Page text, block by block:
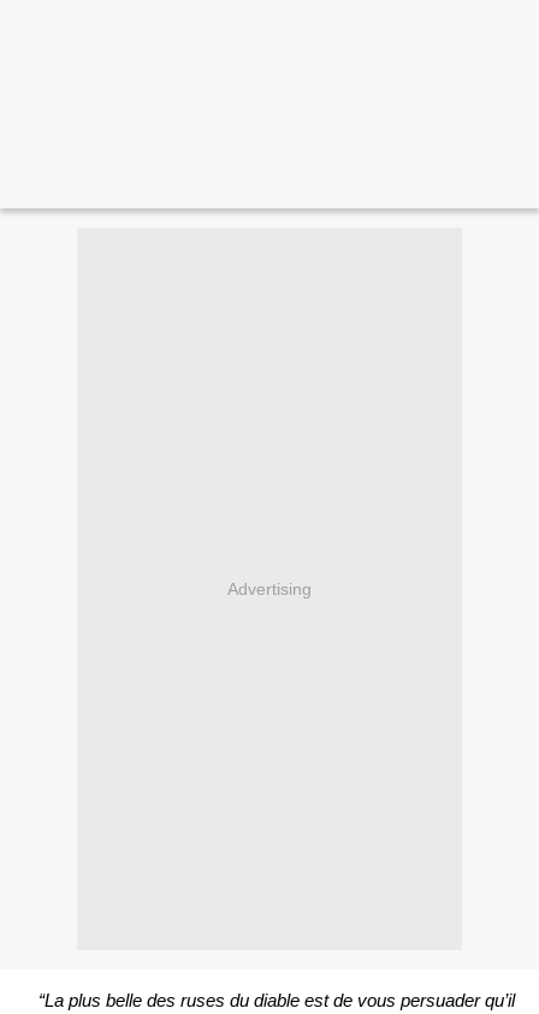
Advertising
“La plus belle des ruses du diable est de vous persuader qu’il